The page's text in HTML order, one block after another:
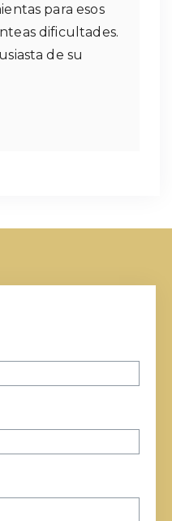
para esos
dificultades.
de su